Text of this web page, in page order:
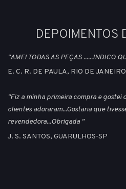
DEPOIMENTOS
"AMEI TODAS AS PEÇAS ......INDICO
E. C. R. DE PAULA, RIO DE
"Fiz a minha primeira compra e gostei
clientes adoraram...Gostaria que
revendedora...Obrigada "
J. S. SANTOS, GUARULHOS-SP